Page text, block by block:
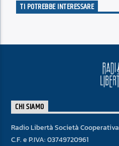
TI POTREBBE INTERESSARE
CHI SIAMO
Radio Libertà Società Cooperativa
C.F. e P.IVA: 03749720961